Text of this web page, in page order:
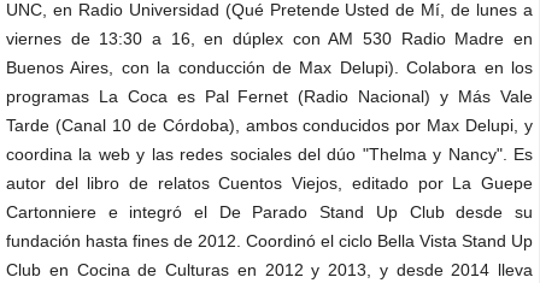
UNC, en Radio Universidad (Qué Pretende Usted de Mí, de lunes a
viernes de 13:30 a 16, en dúplex con AM 530 Radio Madre en
Buenos Aires, con la conducción de Max Delupi). Colabora en los
programas La Coca es Pal Fernet (Radio Nacional) y Más Vale
Tarde (Canal 10 de Córdoba), ambos conducidos por Max Delupi, y
coordina la web y las redes sociales del dúo "Thelma y Nancy". Es
autor del libro de relatos Cuentos Viejos, editado por La Guepe
Cartonniere e integró el De Parado Stand Up Club desde su
fundación hasta fines de 2012. Coordinó el ciclo Bella Vista Stand Up
Club en Cocina de Culturas en 2012 y 2013, y desde 2014 lleva